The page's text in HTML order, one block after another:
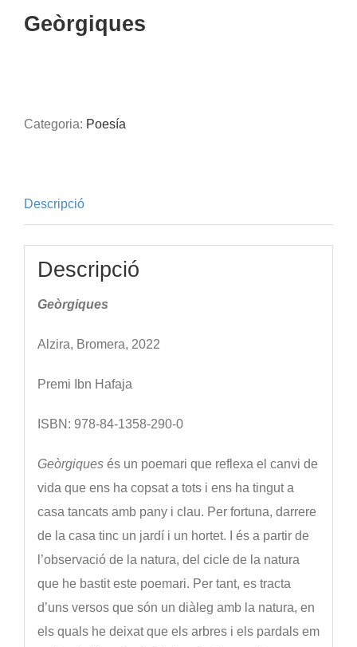
Geòrgiques
Categoria: Poesía
Descripció
Descripció
Geòrgiques
Alzira, Bromera, 2022
Premi Ibn Hafaja
ISBN: 978-84-1358-290-0
Geòrgiquesés un poemari que reflexa el canvi de
vida que ens ha copsat a tots i ens ha tingut a
casa tancats amb pany i clau. Per fortuna, darrere
de la casa tinc un jardí i un hortet. I és a partir de
l’observació de la natura, del cicle de la natura
que he bastit este poemari. Per tant, es tracta
d’uns versos que són un diàleg amb la natura, en
els quals he deixat que els arbres i els pardals em